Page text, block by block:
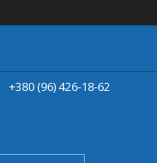
+380 (96) 426-18-62